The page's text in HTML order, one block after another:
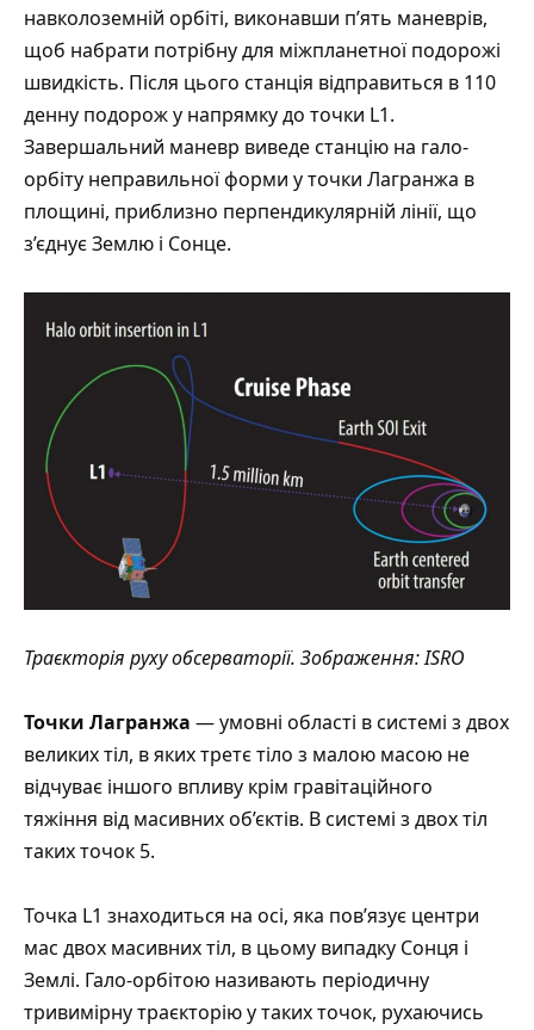
навколоземній орбіті, виконавши п’ять маневрів,
щоб набрати потрібну для міжпланетної подорожі
швидкість. Після цього станція відправиться в 110
денну подорож у напрямку до точки L1.
Завершальний маневр виведе станцію на гало-
орбіту неправильної форми у точки Лагранжа в
площині, приблизно перпендикулярній лінії, що
з’єднує Землю і Сонце.
Траєкторія руху обсерваторії. Зображення: ISRO
Точки Лагранжа — умовні області в системі з двох
великих тіл, в яких третє тіло з малою масою не
відчуває іншого впливу крім гравітаційного
тяжіння від масивних об’єктів. В системі з двох тіл
таких точок 5.
Точка L1 знаходиться на осі, яка пов’язує центри
мас двох масивних тіл, в цьому випадку Сонця і
Землі. Гало-орбітою називають періодичну
тривимірну траєкторію у таких точок, рухаючись